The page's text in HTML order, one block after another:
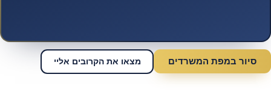
סיור במפת המשרדים מצאו את הקרובים אליי